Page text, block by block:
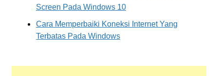
Screen Pada Windows 10
Cara Memperbaiki Koneksi Internet Yang
Terbatas Pada Windows